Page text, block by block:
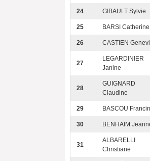
24 GIBAULT Sylvie
25 BARSI Catherine
26 CASTIEN
27
LEGARDINIER
Janine
28
GUIGNARD
Claudine
29 BASCOU
30 BENHAÏM
31
ALBARELLI
Christiane